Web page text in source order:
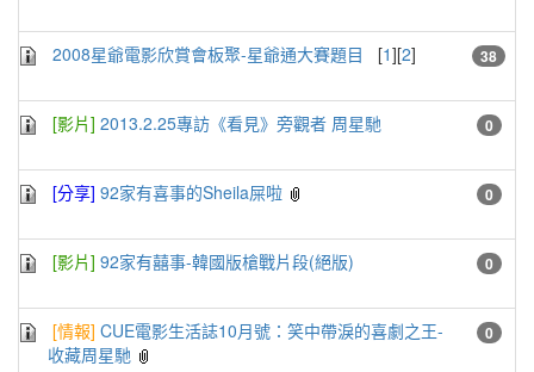
2008星爺電影欣賞會板聚-星爺通大賽題目 [1][2] 38
[影片] 2013.2.25專訪《看見》旁觀者 周星馳 0
[分享] 92家有喜事的Sheila屎啦 0
[影片] 92家有囍事-韓國版槍戰片段(絕版) 0
[情報] CUE電影生活誌10月號：笑中帶淚的喜劇之王-
收藏周星馳
0